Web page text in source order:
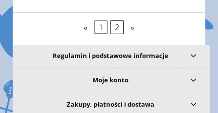
« 1 2 »
Regulamin i podstawowe informacje
Moje konto
Zakupy, płatności i dostawa